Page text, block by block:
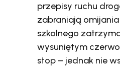
przepisy ruchu
zabraniają
szkolnego
wysuniętym
stop – jednak nie